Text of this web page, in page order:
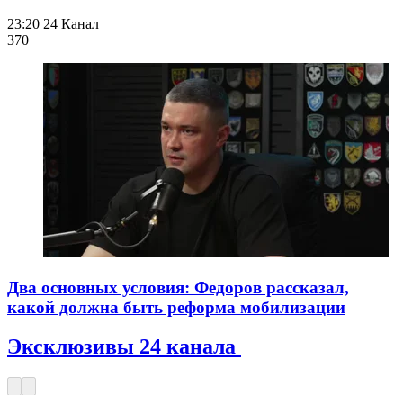
23:20 24 Канал
370
Два основных условия: Федоров рассказал,
какой должна быть реформа мобилизации
Эксклюзивы 24 канала